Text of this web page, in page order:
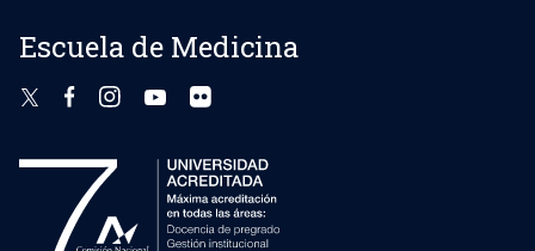
Escuela de Medicina